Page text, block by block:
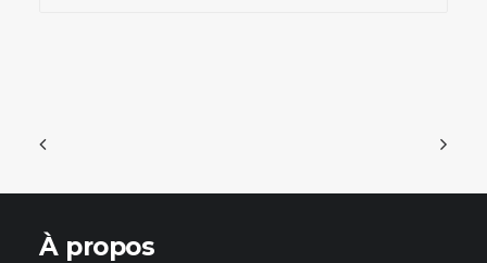
À propos